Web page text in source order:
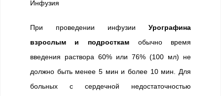
Инфузия
При проведении инфузии Урографина
взрослым и подросткам обычно время
введения раствора 60% или 76% (100 мл) не
должно быть менее 5 мин и более 10 мин. Для
больных с сердечной недостаточностью